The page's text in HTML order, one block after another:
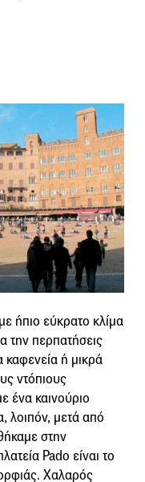
ήπιο εύκρατο κλίμα
την περπατήσεις
καφενεία ή μικρά
ντόπιους
ένα καινούριο
λοιπόν, μετά από
στην
Pado είναι το
Χαλαρός